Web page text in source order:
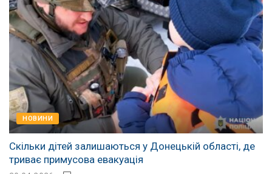
НОВИНИ
Скільки дітей залишаються у Донецькій області, де
триває примусова евакуація